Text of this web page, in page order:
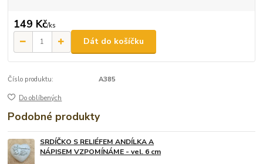
149 Kč/ks
Dát do košíčku
Číslo produktu: A385
Do oblíbených
Podobné produkty
SRDÍČKO S RELIÉFEM ANDÍLKA A
NÁPISEM VZPOMÍNÁME - vel. 6 cm